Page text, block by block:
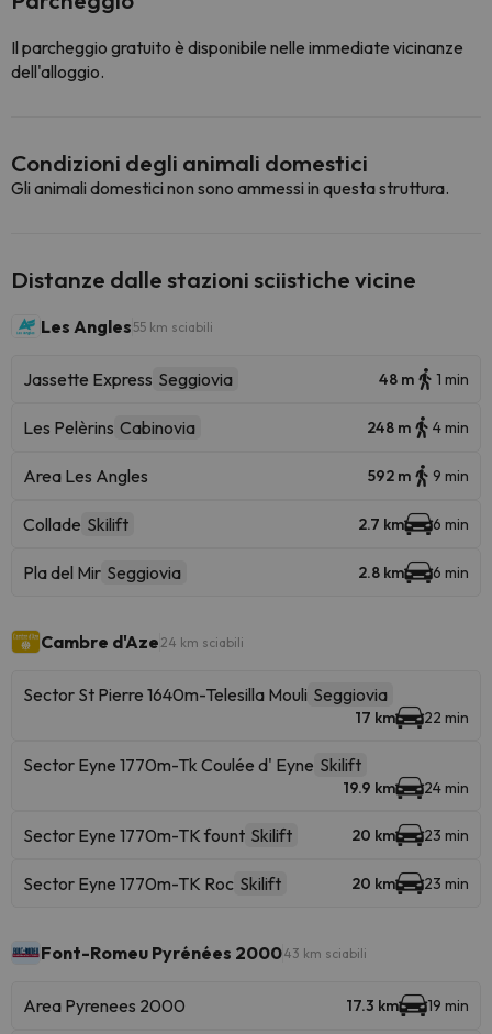
Il parcheggio gratuito è disponibile nelle immediate vicinanze
dell'alloggio.
Condizioni degli animali domestici
Gli animali domestici non sono ammessi in questa struttura.
Distanze dalle stazioni sciistiche vicine
Les Angles 55 km sciabili
Jassette Express Seggiovia 48 m 1 min
Les Pelèrins Cabinovia 248 m 4 min
Area Les Angles 592 m 9 min
Collade Skilift 2.7 km 6 min
Pla del Mir Seggiovia 2.8 km 6 min
Cambre d'Aze 24 km sciabili
Sector St Pierre 1640m-Telesilla Mouli Seggiovia
17 km 22 min
Sector Eyne 1770m-Tk Coulée d' Eyne Skilift
19.9 km 24 min
Sector Eyne 1770m-TK fount Skilift 20 km 23 min
Sector Eyne 1770m-TK Roc Skilift 20 km 23 min
Font-Romeu Pyrénées 200043 km sciabili
Area Pyrenees 2000 17.3 km 19 min